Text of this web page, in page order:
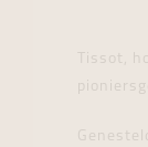
Tissot,